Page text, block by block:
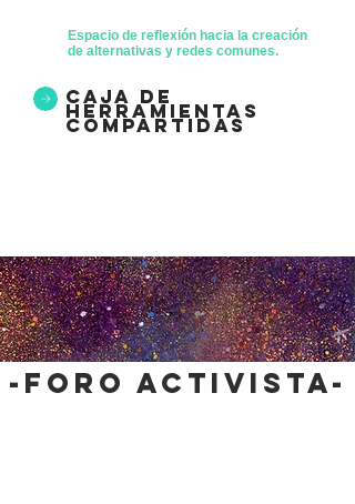
Espacio de reflexión hacia la creación
de alternativas y redes comunes.
caja de
herramientas
compartidas
-foro activista-